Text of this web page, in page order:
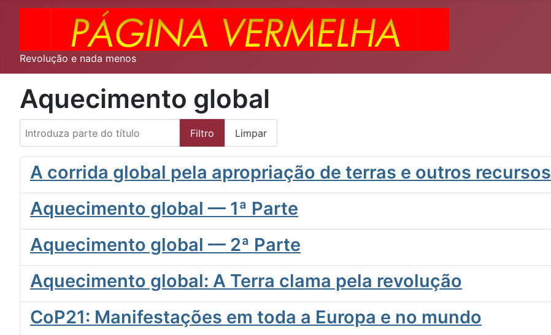
Revolução e nada menos
Aquecimento global
Introduza parte do título
Filtro Limpar
A corrida global pela apropriação de terras e outros recursos
Aquecimento global — 1ª Parte
Aquecimento global — 2ª Parte
Aquecimento global: A Terra clama pela revolução
CoP21: Manifestações em toda a Europa e no mundo